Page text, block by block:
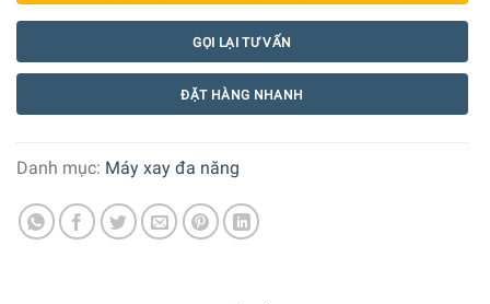
GỌI LẠI TƯ VẤN
ĐẶT HÀNG NHANH
Danh mục: Máy xay đa năng